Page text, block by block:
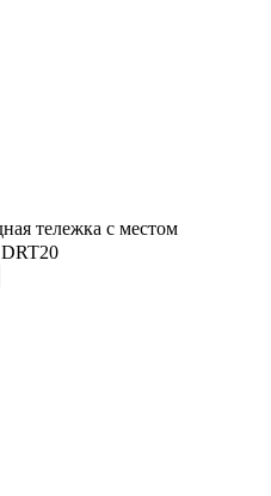
тележка с местом